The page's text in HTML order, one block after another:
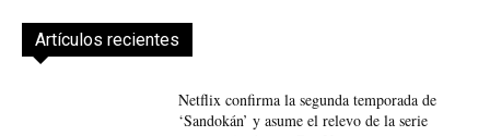
Artículos recientes
Netflix confirma la segunda temporada de
‘Sandokán’ y asume el relevo de la serie